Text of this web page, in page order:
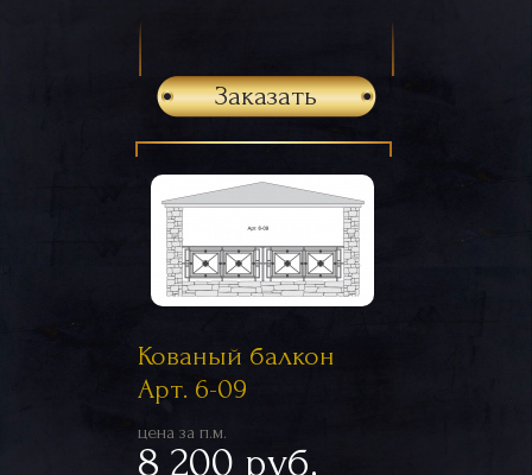
Заказать
Кованый балкон
Арт. 6-09
цена за п.м.
8 200 руб.